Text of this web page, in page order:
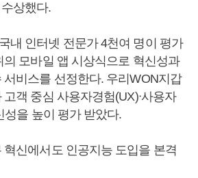
상했다.
내 인터넷 전문가 4천여 명이 평가
모바일 앱 시상식으로 혁신성과
서비스를 선정한다. 우리WON지갑
객 중심 사용자경험(UX)ᐧ사용자
성을 높이 평가 받았다.
혁신에서도 인공지능 도입을 본격